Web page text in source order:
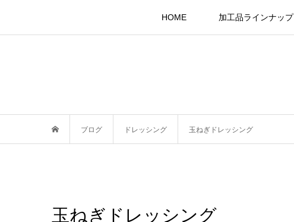
HOME 加工品ラインナップ
ブログ ドレッシング 玉ねぎドレッシング
玉ねぎドレッシング